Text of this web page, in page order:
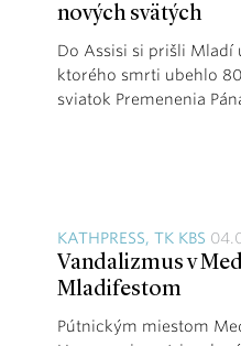
nových svätých
Do Assisi si prišli Mladí
ktorého smrti ubehlo
sviatok Premenenia
KATHPRESS, TK KBS
Vandalizmus v
Mladifestom
Pútnickým miestom